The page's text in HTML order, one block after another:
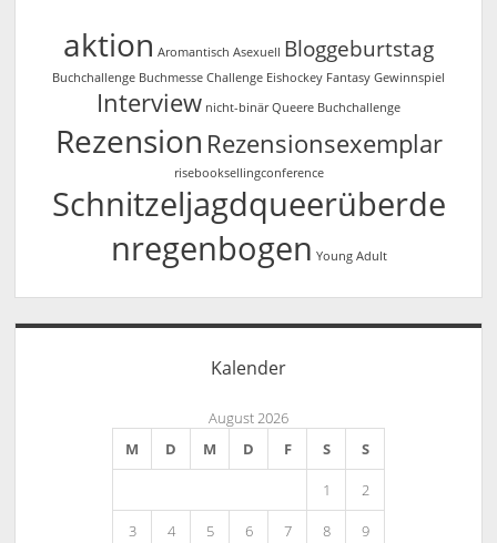
aktion Aromantisch Asexuell Bloggeburtstag
Buchchallenge Buchmesse Challenge Eishockey Fantasy Gewinnspiel
Interview nicht-binär Queere Buchchallenge
Rezension Rezensionsexemplar
risebooksellingconference
Schnitzeljagdqueerüberde
nregenbogen Young Adult
Kalender
August 2026
M
D M D F S S
1 2
3 4 5 6 7 8 9